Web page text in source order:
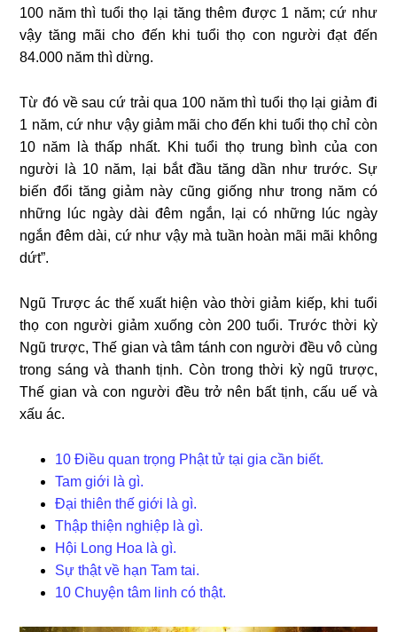
100 năm thì tuổi thọ lại tăng thêm được 1 năm; cứ như
vậy tăng mãi cho đến khi tuổi thọ con người đạt đến
84.000 năm thì dừng.
Từ đó về sau cứ trải qua 100 năm thì tuổi thọ lại giảm đi
1 năm, cứ như vậy giảm mãi cho đến khi tuổi thọ chỉ còn
10 năm là thấp nhất. Khi tuổi thọ trung bình của con
người là 10 năm, lại bắt đầu tăng dần như trước. Sự
biến đổi tăng giảm này cũng giống như trong năm có
những lúc ngày dài đêm ngắn, lại có những lúc ngày
ngắn đêm dài, cứ như vậy mà tuần hoàn mãi mãi không
dứt”.
Ngũ Trược ác thế xuất hiện vào thời giảm kiếp, khi tuổi
thọ con người giảm xuống còn 200 tuổi. Trước thời kỳ
Ngũ trược, Thế gian và tâm tánh con người đều vô cùng
trong sáng và thanh tịnh. Còn trong thời kỳ ngũ trược,
Thế gian và con người đều trở nên bất tịnh, cấu uế và
xấu ác.
10 Điều quan trọng Phật tử tại gia cần biết.
Tam giới là gì.
Đại thiên thế giới là gì.
Thập thiện nghiệp là gì.
Hội Long Hoa là gì.
Sự thật về hạn Tam tai.
10 Chuyện tâm linh có thật.